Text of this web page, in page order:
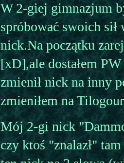
W 2-giej gimnazjum
spróbować swoich
nick.Na początku
[xD],ale dostałem
zmienił nick na inny
zmieniłem na
Mój 2-gi nick
czy ktoś "znalazł"